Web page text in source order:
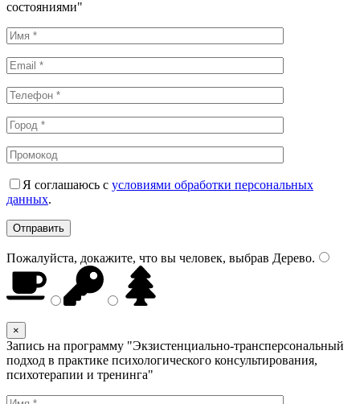
состояниями"
Я соглашаюсь с условиями обработки персональных
данных.
Пожалуйста, докажите, что вы человек, выбрав Дерево.
×
Запись на программу "Экзистенциально-трансперсональный
подход в практике психологического консультирования,
психотерапии и тренинга"